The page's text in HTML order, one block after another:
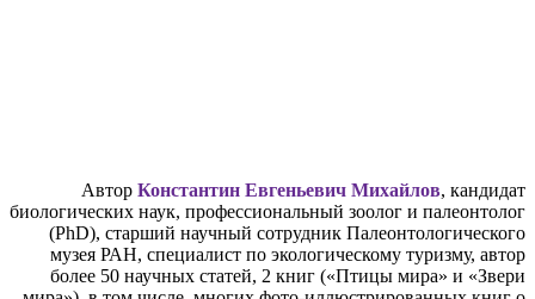
Автор Константин Евгеньевич Михайлов, кандидат
биологических наук, профессиональный зоолог и палеонтолог
(PhD), старший научный сотрудник Палеонтологического
музея РАН, специалист по экологическому туризму, автор
более 50 научных статей, 2 книг («Птицы мира» и «Звери